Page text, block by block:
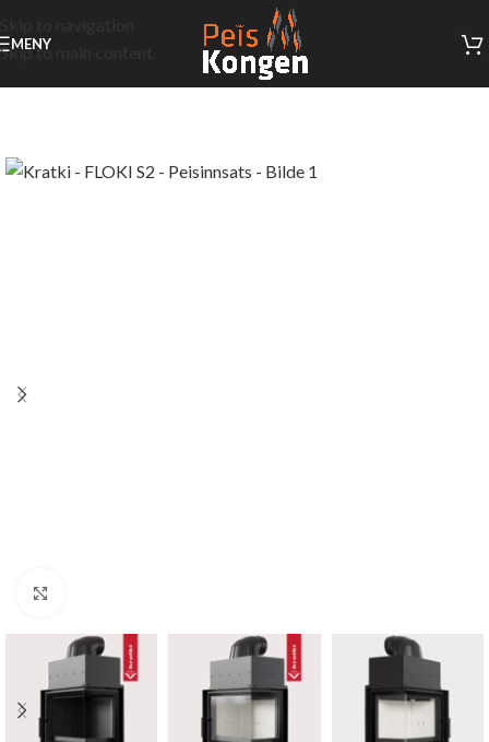
Skip to main content
MENY